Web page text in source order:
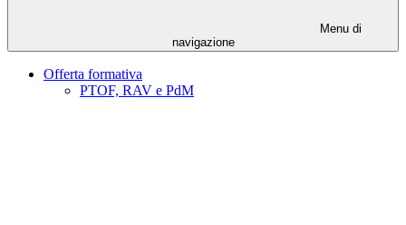
Menu di
navigazione
Offerta formativa
PTOF, RAV e PdM